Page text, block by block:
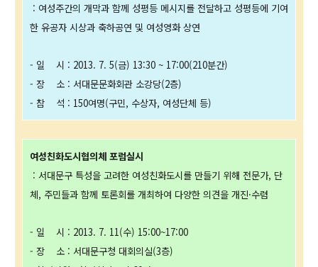
: 여성주간의 개막과 함께 성평등 메시지를 전달하고 성평등에 기여
한 유공자 시상과 축하공연 및 여성영화 상연
- 일 시 : 2013. 7. 5(금) 13:30 ~ 17:00(210분간)
- 장 소 : 서대문문화회관 소강당(2층)
- 참 석 : 150여명(구민, 수상자, 여성단체 등)
여성친화도시협의체 포럼실시
: 서대문구 특성을 고려한 여성친화도시를 만들기 위해 전문가, 단
체, 주민들과 함께 토론회를 개최하여 다양한 의견을 개진·수렴
- 일 시 : 2013. 7. 11(수) 15:00~17:00
- 장 소 : 서대문구청 대회의실(3층)